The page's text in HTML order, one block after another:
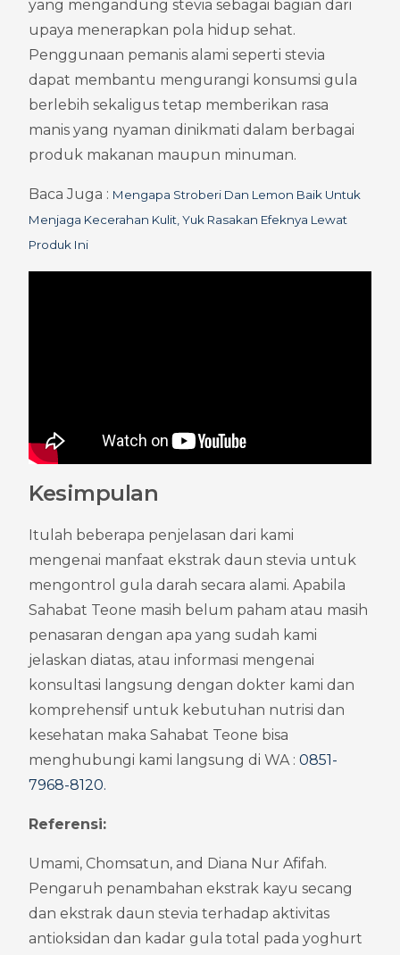
yang mengandung stevia sebagai bagian dari
upaya menerapkan pola hidup sehat.
Penggunaan pemanis alami seperti stevia
dapat membantu mengurangi konsumsi gula
berlebih sekaligus tetap memberikan rasa
manis yang nyaman dinikmati dalam berbagai
produk makanan maupun minuman.
Baca Juga : Mengapa Stroberi Dan Lemon Baik Untuk
Menjaga Kecerahan Kulit, Yuk Rasakan Efeknya Lewat
Produk Ini
Kesimpulan
Itulah beberapa penjelasan dari kami
mengenai manfaat ekstrak daun stevia untuk
mengontrol gula darah secara alami. Apabila
Sahabat Teone masih belum paham atau masih
penasaran dengan apa yang sudah kami
jelaskan diatas, atau informasi mengenai
konsultasi langsung dengan dokter kami dan
komprehensif untuk kebutuhan nutrisi dan
kesehatan maka Sahabat Teone bisa
menghubungi kami langsung di WA : 0851-
7968-8120.
Referensi:
Umami, Chomsatun, and Diana Nur Afifah.
Pengaruh penambahan ekstrak kayu secang
dan ekstrak daun stevia terhadap aktivitas
antioksidan dan kadar gula total pada yoghurt